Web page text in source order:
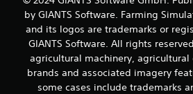
by GIANTS Software. Farming
and its logos are trademarks or
GIANTS Software. All rights
agricultural machinery, agricultural
brands and associated imagery
some cases include trademarks